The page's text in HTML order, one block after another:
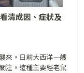
清成因、症狀及
來。日前大西洋一艘
注。這種主要經老鼠